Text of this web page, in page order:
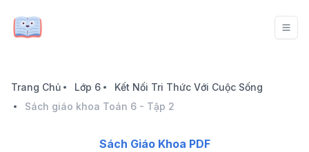
Trang Chủ Lớp 6
Kết Nối Tri Thức Với Cuộc Sống
Sách giáo khoa Toán 6 - Tập 2
Sách Giáo Khoa PDF